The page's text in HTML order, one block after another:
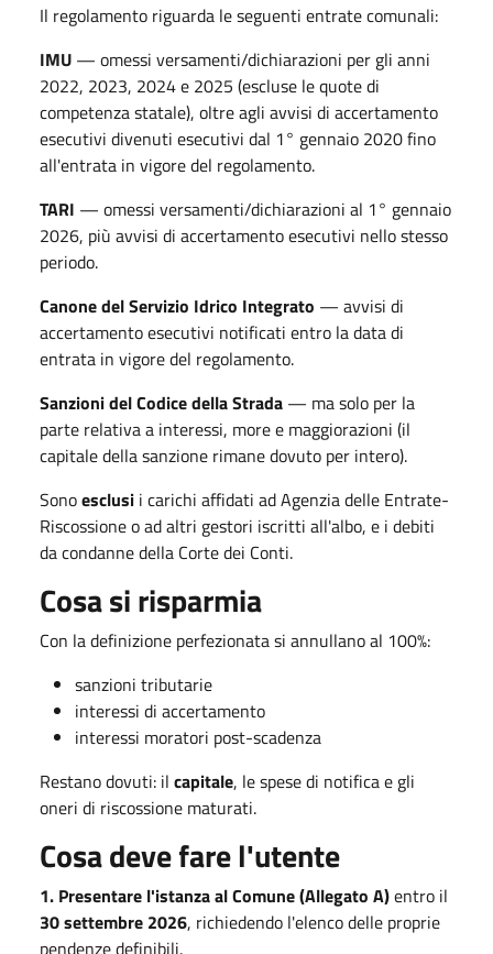
Il regolamento riguarda le seguenti entrate comunali:
IMU — omessi versamenti/dichiarazioni per gli anni
2022, 2023, 2024 e 2025 (escluse le quote di
competenza statale), oltre agli avvisi di accertamento
esecutivi divenuti esecutivi dal 1° gennaio 2020 fino
all'entrata in vigore del regolamento.
TARI — omessi versamenti/dichiarazioni al 1° gennaio
2026, più avvisi di accertamento esecutivi nello stesso
periodo.
Canone del Servizio Idrico Integrato — avvisi di
accertamento esecutivi notificati entro la data di
entrata in vigore del regolamento.
Sanzioni del Codice della Strada — ma solo per la
parte relativa a interessi, more e maggiorazioni (il
capitale della sanzione rimane dovuto per intero).
Sonoesclusi i carichi affidati ad Agenzia delle Entrate-
Riscossione o ad altri gestori iscritti all'albo, e i debiti
da condanne della Corte dei Conti.
Cosa si risparmia
Con la definizione perfezionata si annullano al 100%:
sanzioni tributarie
interessi di accertamento
interessi moratori post-scadenza
Restano dovuti: il capitale, le spese di notifica e gli
oneri di riscossione maturati.
Cosa deve fare l'utente
1. Presentare l'istanza al Comune (Allegato A)entro il
30 settembre 2026, richiedendo l'elenco delle proprie
pendenze definibili.